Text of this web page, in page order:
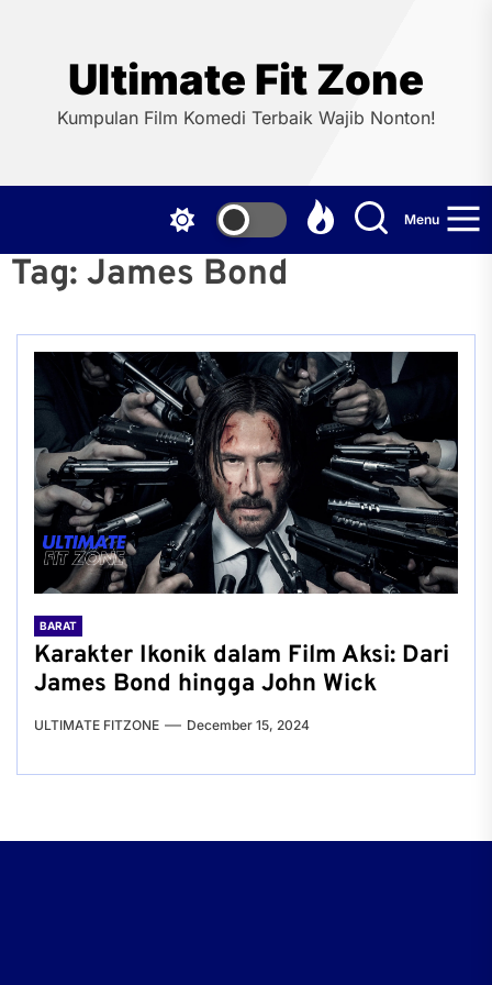
Ultimate Fit Zone
Kumpulan Film Komedi Terbaik Wajib Nonton!
Menu
Tag: James Bond
BARAT
Karakter Ikonik dalam Film Aksi: Dari
James Bond hingga John Wick
ULTIMATE FITZONE December 15, 2024